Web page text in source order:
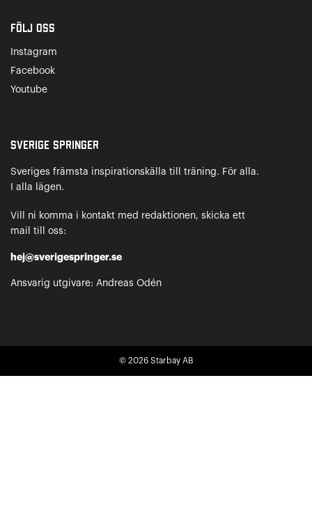
Följ oss
Instagram
Facebook
Youtube
Sverige Springer
Sveriges främsta inspirationskälla till träning. För alla.
I alla lägen.
Vill ni komma i kontakt med redaktionen, skicka ett
mail till oss:
hej@sverigespringer.se
Ansvarig utgivare: Andreas Odén
© 2026 Starbay AB